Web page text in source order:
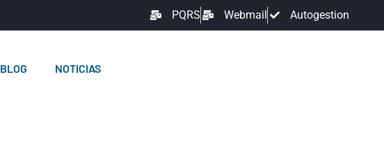
PQRS Webmail Autogestion
BLOG NOTICIAS